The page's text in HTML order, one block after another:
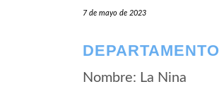
7 de mayo de 2023
Nombre: La Nina